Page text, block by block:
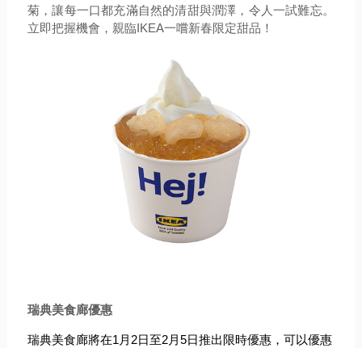
菊，讓每一口都充滿自然的清甜與潤澤，令人一試難忘。
立即把握機會， 親臨IKEA一嚐新春限定甜品！
瑞典美食廊優惠
瑞典美食廊將在1月2日至2月5日推出限時優惠，可以優惠